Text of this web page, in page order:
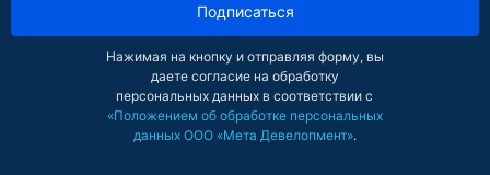
Подписаться
Нажимая на кнопку и отправляя форму, вы
даете согласие на обработку
персональных данных в соответствии с
«Положением об обработке персональных
данных ООО «Мета Девелопмент».